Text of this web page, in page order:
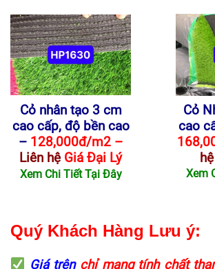
Cỏ nhân tạo 3 cm
cao cấp, độ bền cao
– 128,000đ/m2 –
Liên hệ Giá Đại Lý
Xem Chi Tiết Tại Đây
Cỏ
cao
hệ
Xem
Quý Khách Hàng Lưu ý:
Giá trên chỉ mang tính chất